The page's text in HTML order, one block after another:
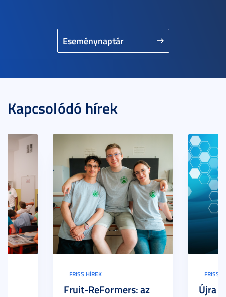
Eseménynaptár
Kapcsolódó hírek
FRISS HÍREK
Fruit-ReFormers: az
FRISS
Újra